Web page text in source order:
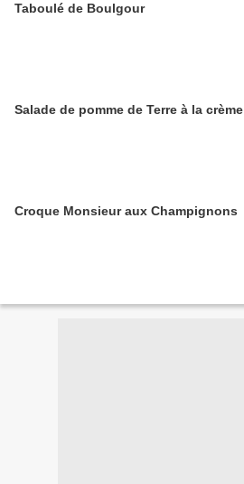
Taboulé de Boulgour
Salade de pomme de Terre à la crème
Croque Monsieur aux Champignons